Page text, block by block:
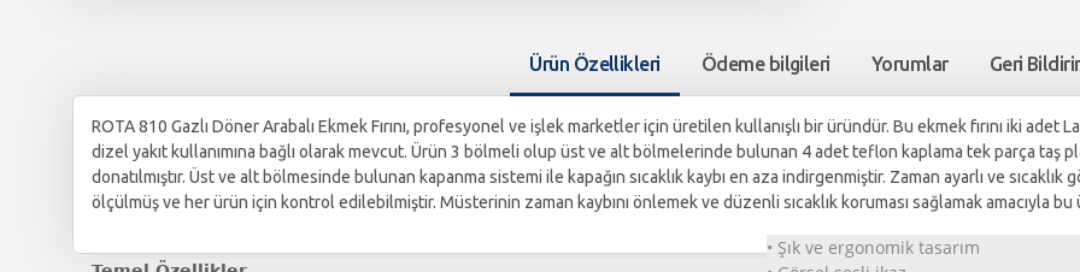
Ürün Özellikleri Ödeme bilgileri Yorumlar Geri
ROTA 810 Gazlı Döner Arabalı Ekmek Fırını, profesyonel ve işlek marketler için üretilen kullanışlı bir üründür. Bu ekmek fırını iki
dizel yakıt kullanımına bağlı olarak mevcut. Ürün 3 bölmeli olup üst ve alt bölmelerinde bulunan 4 adet teflon kaplama tek parça taş
donatılmıştır. Üst ve alt bölmesinde bulunan kapanma sistemi ile kapağın sıcaklık kaybı en aza indirgenmiştir. Zaman ayarlı ve sıcaklık
ölçülmüş ve her ürün için kontrol edilebilmiştir. Müsterinin zaman kaybını önlemek ve düzenli sıcaklık koruması sağlamak amacıyla
• Şık ve ergonomik tasarım